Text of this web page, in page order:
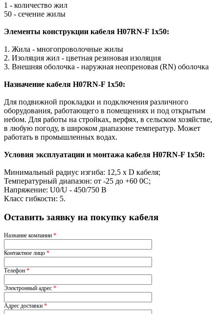
1 - количество жил
50 - сечение жилы
Элементы конструкции кабеля H07RN-F 1x50:
1. Жила - многопроволочные жилы
2. Изоляция жил - цветная резиновая изоляция
3. Внешняя оболочка - наружная неопреновая (RN) оболочка
Назначение кабеля H07RN-F 1x50:
Для подвижной прокладки и подключения различного
оборудования, работающего в помещениях и под открытым
небом. Для работы на стройках, верфях, в сельском хозяйстве,
в любую погоду, в широком диапазоне температур. Может
работать в промышленных водах.
Условия эксплуатации и монтажа кабеля H07RN-F 1x50:
Минимальный радиус изгиба: 12,5 х D кабеля;
Температурный диапазон: от -25 до +60 0С;
Напряжение: U0/U - 450/750 В
Класс гибкости: 5.
Оставить заявку на покупку кабеля
Название компании *
Контактное лицо *
Телефон *
Электронный адрес *
Адрес доставки *